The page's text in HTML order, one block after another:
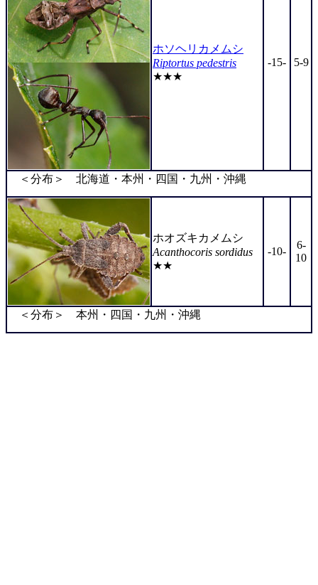
ホソヘリカメムシ
Riptortus pedestris
★★★
-15- 5-9
＜分布＞ 北海道・本州・四国・九州・沖縄
ホオズキカメムシ
Acanthocoris sordidus
★★
-10-
6-
10
＜分布＞ 本州・四国・九州・沖縄